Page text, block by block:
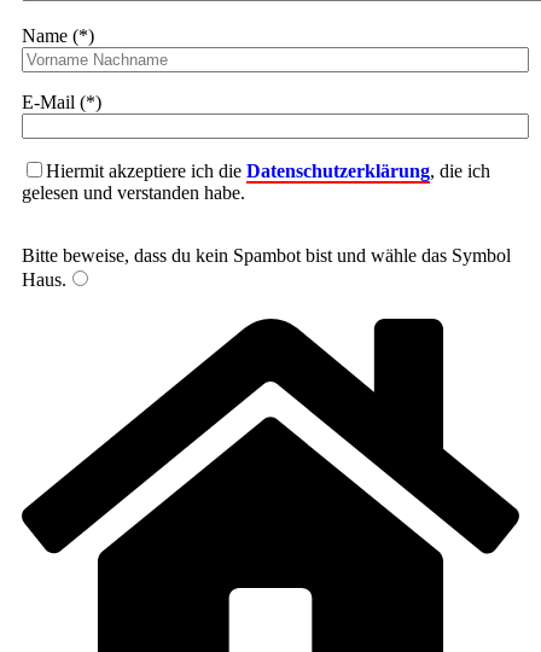
Name (*)
E-Mail (*)
Hiermit akzeptiere ich die Datenschutzerklärung, die ich
gelesen und verstanden habe.
Bitte beweise, dass du kein Spambot bist und wähle das Symbol
Haus.